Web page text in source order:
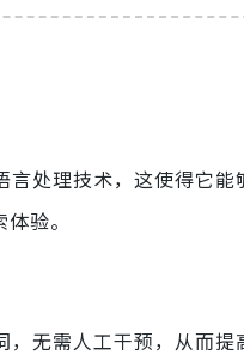
处理技术，这使得它
验。
无需人工干预，从而